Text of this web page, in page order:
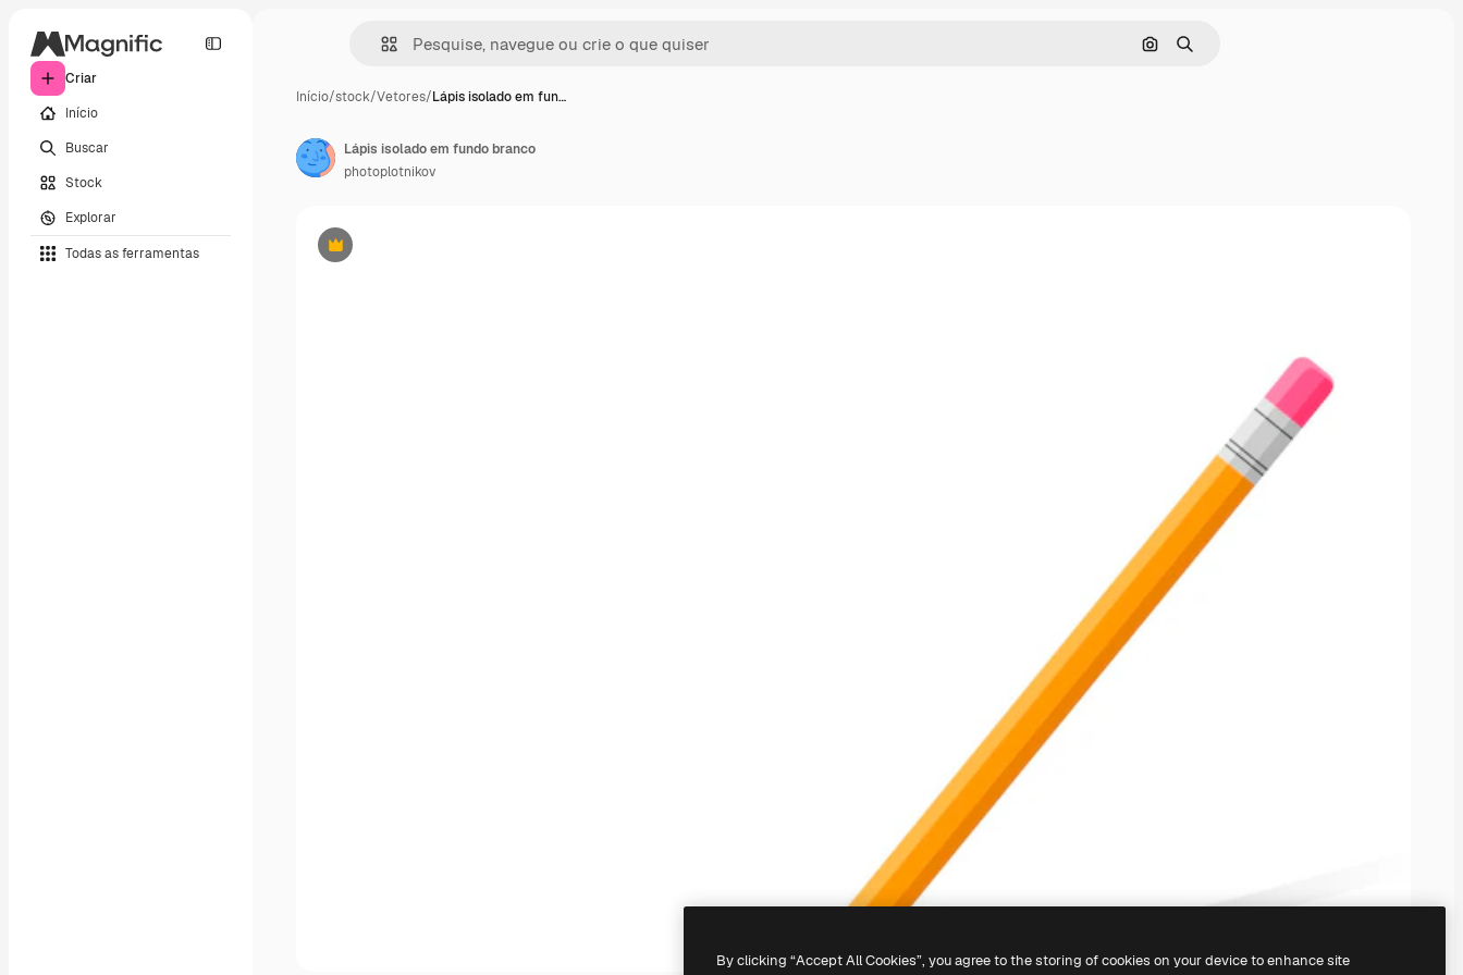
Criar
Início
Buscar
Stock
Explorar
Todas as ferramentas
Pesquisar por imagem
Buscar
Início/stock/Vetores/Lápis isolado em fun…
Premium
Lápis isolado em fundo branco
photoplotnikov
By clicking “Accept All Cookies”, you agree to the storing of cookies on your device to enhance site